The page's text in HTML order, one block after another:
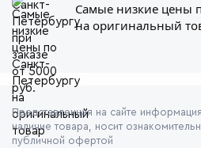
Самые низкие цены
на оригинальный
Представленная на сайте
наличие товара, носит
публичной офертой